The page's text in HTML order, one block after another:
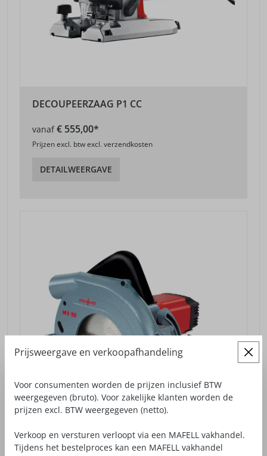
DECOUPEERZAAG P1 CC
vanaf€ 555,00*
Prijzen excl. btw excl. verzendkosten
DETAILWEERGAVE
Prijsweergave en verkoopafhandeling
Voor consumenten worden de prijzen inclusief BTW
weergegeven (bruto). Voor zakelijke klanten worden de
prijzen excl. BTW weergegeven (netto).
Verkoop en versturen verloopt via een MAFELL vakhandel.
Tijdens het bestelproces kan een MAFELL vakhandel